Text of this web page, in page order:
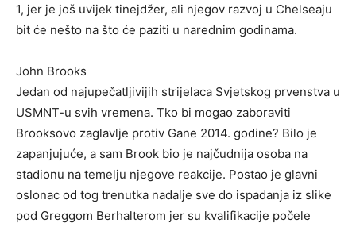
1, jer je još uvijek tinejdžer, ali njegov razvoj u Chelseaju
bit će nešto na što će paziti u narednim godinama.
John Brooks
Jedan od najupečatljivijih strijelaca Svjetskog prvenstva u
USMNT-u svih vremena. Tko bi mogao zaboraviti
Brooksovo zaglavlje protiv Gane 2014. godine? Bilo je
zapanjujuće, a sam Brook bio je najčudnija osoba na
stadionu na temelju njegove reakcije. Postao je glavni
oslonac od tog trenutka nadalje sve do ispadanja iz slike
pod Greggom Berhalterom jer su kvalifikacije počele